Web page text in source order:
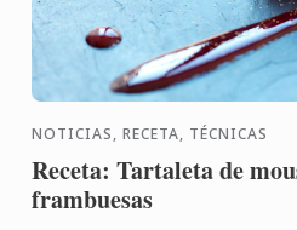
NOTICIAS, RECETA, TÉCNICAS
Receta: Tartaleta de
frambuesas